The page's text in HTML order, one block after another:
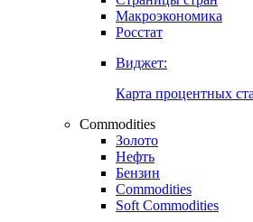
Макроэкономика
Росстат
Виджет:
Карта процентных
Commodities
Золото
Нефть
Бензин
Commodities
Soft Commodities